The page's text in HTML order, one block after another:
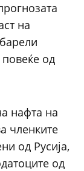
на
од
нафта на
членките
од Русија,
од